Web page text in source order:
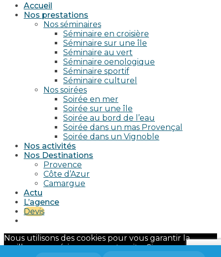
Accueil
Nos prestations
Nos séminaires
Séminaire en croisière
Séminaire sur une île
Séminaire au vert
Séminaire oenologique
Séminaire sportif
Séminaire culturel
Nos soirées
Soirée en mer
Soirée sur une île
Soirée au bord de l’eau
Soirée dans un mas Provençal
Soirée dans un Vignoble
Nos activités
Nos Destinations
Provence
Côte d’Azur
Camargue
Actu
L’agence
Devis
Nous utilisons des cookies pour vous garantir la
meilleure expérience sur notre site. Si vous continuez